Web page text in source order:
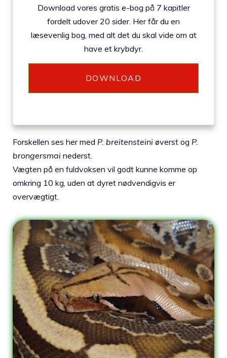
Download vores gratis e-bog på 7 kapitler
fordelt udover 20 sider. Her får du en
læsevenlig bog, med alt det du skal vide om at
have et krybdyr.
DOWNLOAD
Forskellen ses her med P. breitensteini øverst og P.
brongersmai nederst.
Vægten på en fuldvoksen vil godt kunne komme op
omkring 10 kg, uden at dyret nødvendigvis er
overvægtigt.